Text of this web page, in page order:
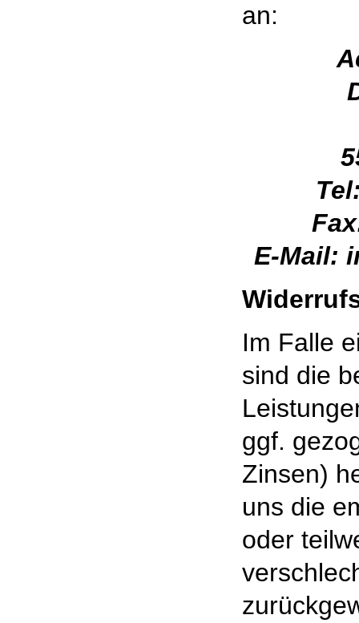
an:
E-Mail:
Im Falle
sind die
ggf.
Zinsen)
uns die
oder